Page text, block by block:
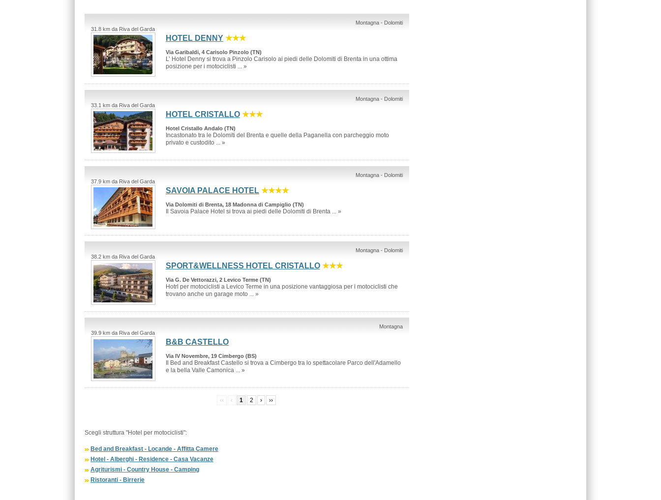
Montagna - Dolomiti
31.8 km da Riva del Garda
HOTEL DENNY ★★★
Via Garibaldi, 4 Carisolo Pinzolo (TN)
L’ Hotel Denny si trova a Pinzolo Carisolo ai piedi delle Dolomiti di Brenta in una ottima
posizione per i motociclisti ... »
Montagna - Dolomiti
33.1 km da Riva del Garda
HOTEL CRISTALLO ★★★
Hotel Cristallo Andalo (TN)
Incastonato tra le Dolomiti del Brenta e quelle della Paganella con parcheggio moto
privato e custodito ... »
Montagna - Dolomiti
37.9 km da Riva del Garda
SAVOIA PALACE HOTEL ★★★★
Via Dolomiti di Brenta, 18 Madonna di Campiglio (TN)
Il Savoia Palace Hotel si trova ai piedi delle Dolomiti di Brenta ... »
Montagna - Dolomiti
38.2 km da Riva del Garda
SPORT&WELLNESS HOTEL CRISTALLO ★★★
Via G. De Vettorazzi, 2 Levico Terme (TN)
Hotrl per motociclisti a Levico Terme in una posizione vantaggiosa per i motociclisti che
trovano anche un garage moto ... »
Montagna
39.9 km da Riva del Garda
B&B CASTELLO
Via IV Novembre, 19 Cimbergo (BS)
Il Bed and Breakfast Castello si trova a Cimbergo tra lo spettacolare Parco dell'Adamello
e la bella Valle Camonica ... »
‹‹ ‹ 1 2 › ››
Scegli struttura "Hotel per motociclisti":
Bed and Breakfast - Locande - Affitta Camere
Hotel - Alberghi - Residence - Casa Vacanze
Agriturismi - Country House - Camping
Ristoranti - Birrerie